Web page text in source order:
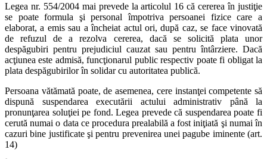
Legea nr. 554/2004 mai prevede la articolul 16 că cererea în justiţie
se poate formula şi personal împotriva persoanei fizice care a
elaborat, a emis sau a încheiat actul ori, după caz, se face vinovată
de refuzul de a rezolva cererea, dacă se solicită plata unor
despăgubiri pentru prejudiciul cauzat sau pentru întârziere. Dacă
acţiunea este admisă, funcţionarul public respectiv poate fi obligat la
plata despăgubirilor în solidar cu autoritatea publică.
Persoana vătămată poate, de asemenea, cere instanţei competente să
dispună suspendarea executării actului administrativ până la
pronunţarea soluţiei pe fond. Legea prevede că suspendarea poate fi
cerută numai o data ce procedura prealabilă a fost iniţiată şi numai în
cazuri bine justificate şi pentru prevenirea unei pagube iminente (art.
14)